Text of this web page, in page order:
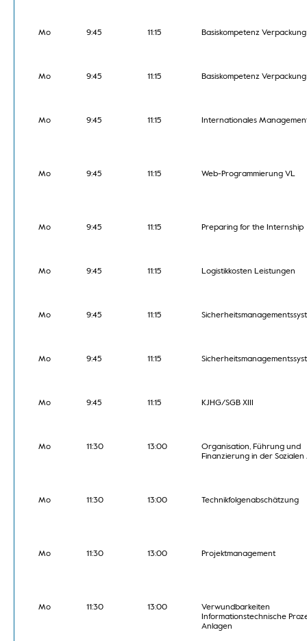
Mo 9:45 11:15 Basiskompetenz Verpackung
Mo 9:45 11:15 Basiskompetenz Verpackung
Mo 9:45 11:15 Internationales
Mo 9:45 11:15 Web-Programmierung VL
Mo 9:45 11:15 Preparing for the Internship
Mo 9:45 11:15 Logistikkosten Leistungen
Mo 9:45 11:15
Mo 9:45 11:15
Mo 9:45 11:15 KJHG/SGB XIII
Mo 11:30 13:00
Organisation, Führung und
Finanzierung in der
Mo 11:30 13:00 Technikfolgenabschätzung
Mo 11:30 13:00 Projektmanagement
Mo 11:30 13:00
Verwundbarkeiten
Informationstechnische
Anlagen